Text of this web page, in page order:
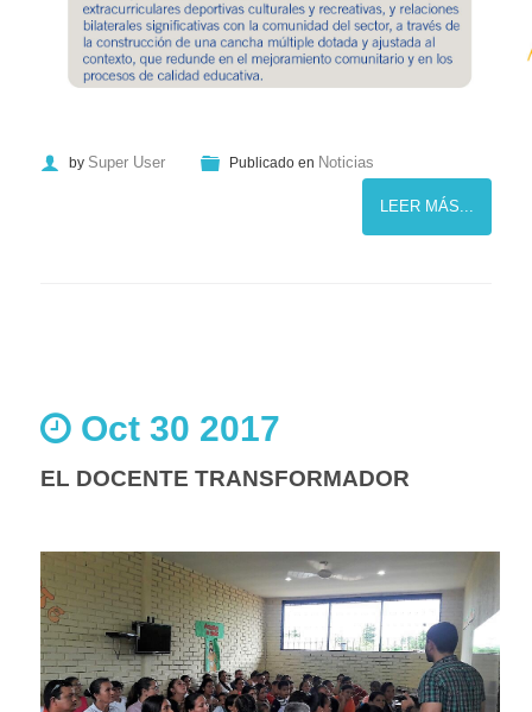
by Super User Publicado en Noticias
LEER MÁS...
Oct 30 2017
EL DOCENTE TRANSFORMADOR